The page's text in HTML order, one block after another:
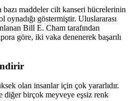
bazı maddeler cilt kanseri hücrelerinin
göstermiştir. Uluslararası
Bill E. Cham tarafından
göre, iki vaka denenerek başarılı
olan insanlar için çok yararlıdır.
diğer birçok meyveye eşsiz renk